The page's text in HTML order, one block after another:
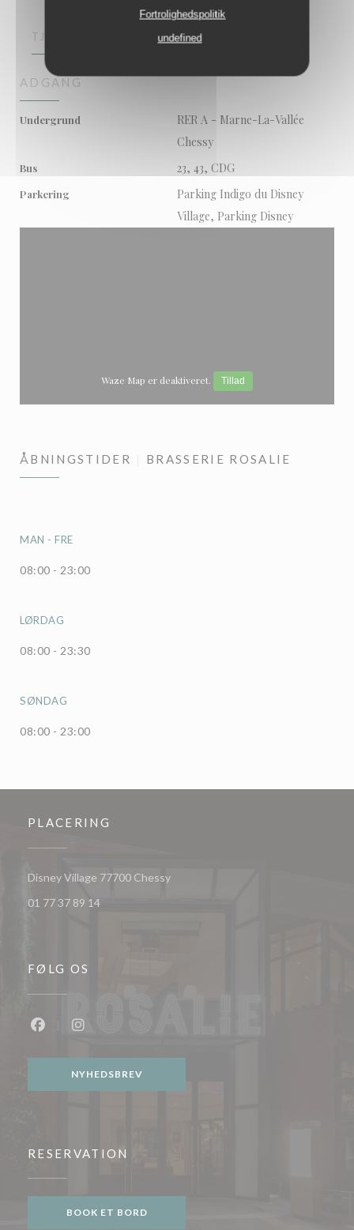
Fortrolighedspolitik
undefined
TJENESTER
ADGANG
Undergrund
RER A - Marne-La-Vallée
Chessy
Bus 23, 43, CDG
Parkering
Parking Indigo du Disney
Village, Parking Disney
Waze Map er deaktiveret. Tillad
ÅBNINGSTIDER BRASSERIE ROSALIE
MAN - FRE
08:00 - 23:00
LØRDAG
08:00 - 23:30
SØNDAG
08:00 - 23:00
PLACERING
Disney Village 77700 Chessy((åbner i et nyt vindue))
01 77 37 89 14
FØLG OS
NYHEDSBREV
RESERVATION
BOOK ET BORD